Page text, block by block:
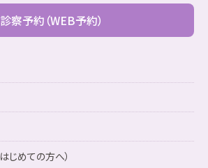
診察予約（WEB予約）
はじめての方へ）